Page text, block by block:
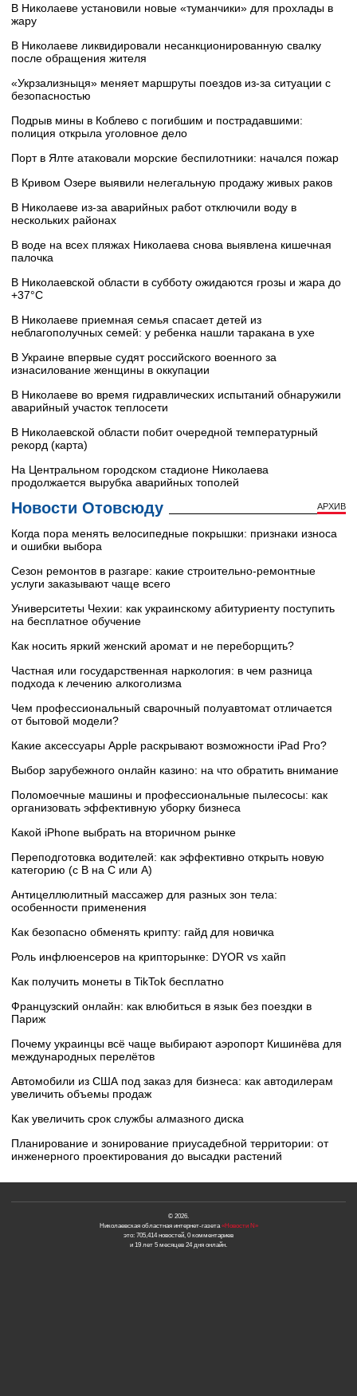
В Николаеве установили новые «туманчики» для прохлады в
жару
В Николаеве ликвидировали несанкционированную свалку
после обращения жителя
«Укрзализныця» меняет маршруты поездов из-за ситуации с
безопасностью
Подрыв мины в Коблево с погибшим и пострадавшими:
полиция открыла уголовное дело
Порт в Ялте атаковали морские беспилотники: начался пожар
В Кривом Озере выявили нелегальную продажу живых раков
В Николаеве из-за аварийных работ отключили воду в
нескольких районах
В воде на всех пляжах Николаева снова выявлена кишечная
палочка
В Николаевской области в субботу ожидаются грозы и жара до
+37°C
В Николаеве приемная семья спасает детей из
неблагополучных семей: у ребенка нашли таракана в ухе
В Украине впервые судят российского военного за
изнасилование женщины в оккупации
В Николаеве во время гидравлических испытаний обнаружили
аварийный участок теплосети
В Николаевской области побит очередной температурный
рекорд (карта)
На Центральном городском стадионе Николаева
продолжается вырубка аварийных тополей
Новости Отовсюду АРХИВ
Когда пора менять велосипедные покрышки: признаки износа
и ошибки выбора
Сезон ремонтов в разгаре: какие строительно-ремонтные
услуги заказывают чаще всего
Университеты Чехии: как украинскому абитуриенту поступить
на бесплатное обучение
Как носить яркий женский аромат и не переборщить?
Частная или государственная наркология: в чем разница
подхода к лечению алкоголизма
Чем профессиональный сварочный полуавтомат отличается
от бытовой модели?
Какие аксессуары Apple раскрывают возможности iPad Pro?
Выбор зарубежного онлайн казино: на что обратить внимание
Поломоечные машины и профессиональные пылесосы: как
организовать эффективную уборку бизнеса
Какой iPhone выбрать на вторичном рынке
Переподготовка водителей: как эффективно открыть новую
категорию (с B на C или А)
Антицеллюлитный массажер для разных зон тела:
особенности применения
Как безопасно обменять крипту: гайд для новичка
Роль инфлюенсеров на крипторынке: DYOR vs хайп
Как получить монеты в TikTok бесплатно
Французский онлайн: как влюбиться в язык без поездки в
Париж
Почему украинцы всё чаще выбирают аэропорт Кишинёва для
международных перелётов
Автомобили из США под заказ для бизнеса: как автодилерам
увеличить объемы продаж
Как увеличить срок службы алмазного диска
Планирование и зонирование приусадебной территории: от
инженерного проектирования до высадки растений
© 2026.
Николаевская областная интернет-газета«Новости N»
это: 705,414 новостей, 0 комментариев
и 19 лет 5 месяцев 24 дня онлайн.